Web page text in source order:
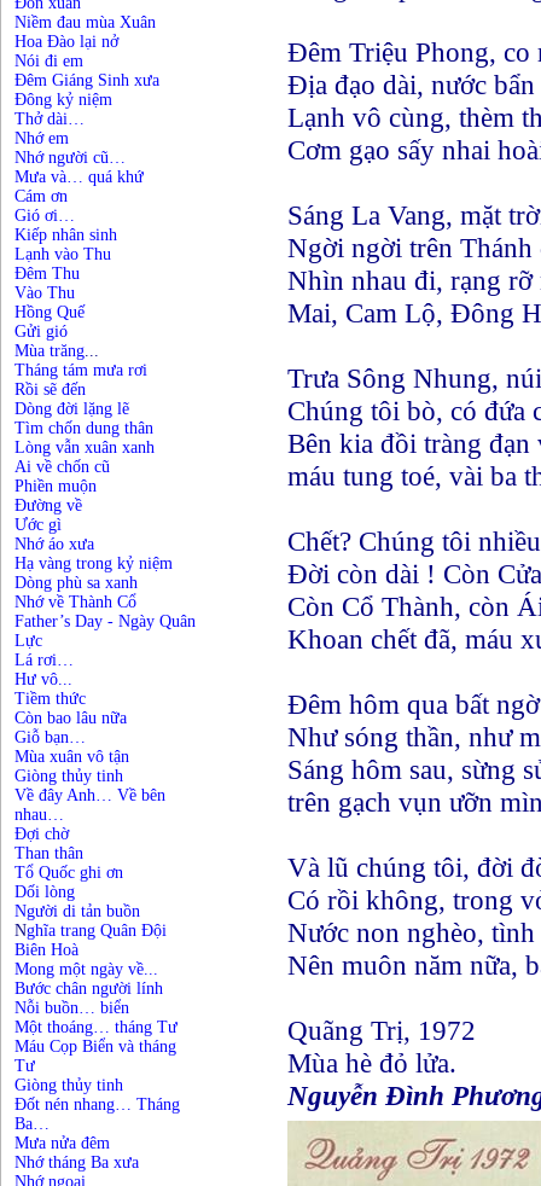
Niềm đau mùa Xuân
Hoa Đào lại nở
Nói đi em
Đêm Giáng Sinh xưa
Đông kỷ niệm
Thở dài…
Nhớ em
Nhớ người cũ…
Mưa và… quá khứ
Cám ơn
Gió ơi…
Kiếp nhân sinh
Lạnh vào Thu
Đêm Thu
Vào Thu
Hồng Quế
Gửi gió
Mùa trăng...
Tháng tám mưa rơi
Rồi sẽ đến
Dòng đời lặng lẽ
Tìm chốn dung thân
Lòng vẫn xuân xanh
Ai về chốn cũ
Phiền muộn
Đường về
Ước gì
Nhớ áo xưa
Hạ vàng trong kỷ niệm
Dòng phù sa xanh
Nhớ về Thành Cổ
Father’s Day - Ngày Quân
Lực
Lá rơi…
Hư vô...
Tiềm thức
Còn bao lâu nữa
Giỗ bạn…
Mùa xuân vô tận
Giòng thủy tinh
Về đây Anh… Về bên
nhau…
Đợi chờ
Than thân
Tổ Quốc ghi ơn
Dối lòng
Người di tản buồn
Nghĩa trang Quân Đội
Biên Hoà
Mong một ngày về...
Bước chân người lính
Nỗi buồn… biển
Một thoáng… tháng Tư
Máu Cọp Biển và tháng
Tư
Giòng thủy tinh
Đốt nén nhang… Tháng
Ba…
Mưa nửa đêm
Nhớ tháng Ba xưa
Nhớ ngoại
Đêm Triệu Phong,
Địa đạo dài, nước
Lạnh vô cùng, thèm
Cơm gạo sấy nhai
Sáng La Vang, mặt
Ngời ngời trên Thánh
Nhìn nhau đi, rạng rỡ
Mai, Cam Lộ, Đông
Trưa Sông Nhung,
Chúng tôi bò, có đứa
Bên kia đồi tràng
máu tung toé, vài ba
Chết? Chúng tôi
Đời còn dài ! Còn
Còn Cổ Thành, còn
Khoan chết đã, máu
Đêm hôm qua bất
Như sóng thần, như
Sáng hôm sau, sừng
trên gạch vụn ưỡn
Và lũ chúng tôi, đời
Có rồi không, trong
Nước non nghèo,
Nên muôn năm nữa,
Quãng Trị, 1972
Mùa hè đỏ lửa.
Nguyễn Đình